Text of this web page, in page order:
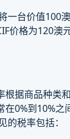
一台价值100
价格为120澳
根据商品种类
在0%到10%之
的税率包括：